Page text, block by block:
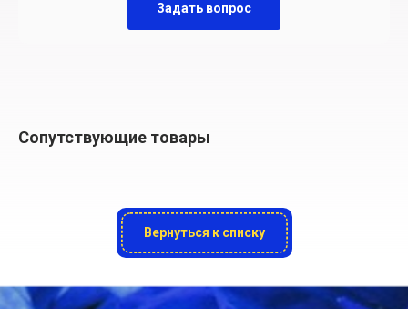
Задать вопрос
Сопутствующие товары
Вернуться к списку